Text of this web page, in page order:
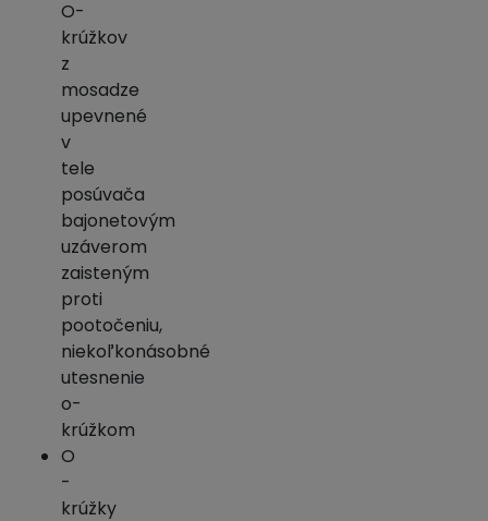
O-
krúžkov
z
mosadze
upevnené
v
tele
posúvača
bajonetovým
uzáverom
zaisteným
proti
pootočeniu,
niekoľkonásobné
utesnenie
o-
krúžkom
O
-
krúžky